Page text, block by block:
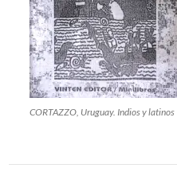
CORTAZZO, Uruguay. Indios y latinos